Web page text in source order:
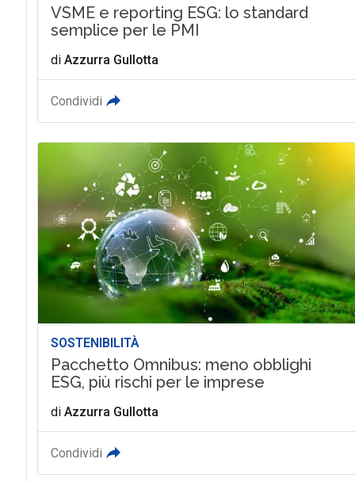
VSME e reporting ESG: lo standard
semplice per le PMI
di Azzurra Gullotta
Condividi
SOSTENIBILITÀ
Pacchetto Omnibus: meno obblighi
ESG, più rischi per le imprese
di Azzurra Gullotta
Condividi